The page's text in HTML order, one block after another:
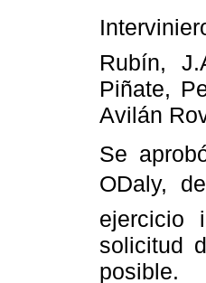
Rubín,
Piñate,
Avilán
Se
ODaly,
ejercicio
solicitud
posible.